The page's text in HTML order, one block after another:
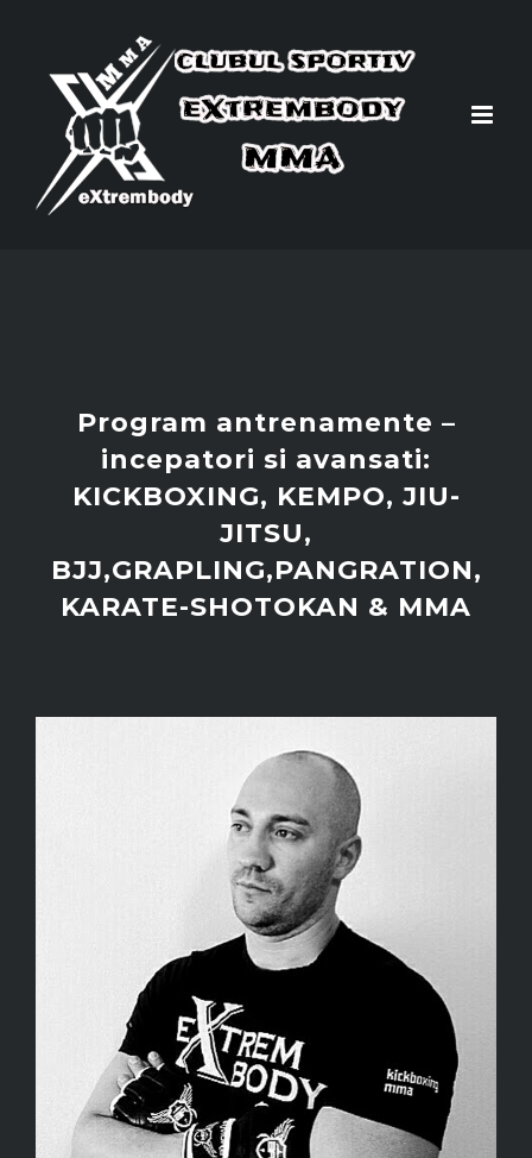
content
Program antrenamente –
incepatori si avansati:
KICKBOXING, KEMPO, JIU-
JITSU,
BJJ,GRAPLING,PANGRATION,
KARATE-SHOTOKAN & MMA